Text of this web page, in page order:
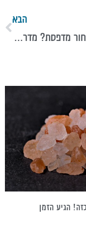
הבא
איך לבחור מדפסת? מדריך לסוגים, יתרונות ושיקולים חשובים
הגיע הזמן